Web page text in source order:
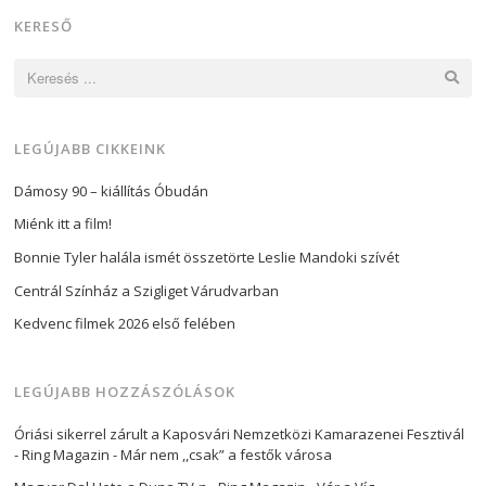
KERESŐ
LEGÚJABB CIKKEINK
Dámosy 90 – kiállítás Óbudán
Miénk itt a film!
Bonnie Tyler halála ismét összetörte Leslie Mandoki szívét
Centrál Színház a Szigliget Várudvarban
Kedvenc filmek 2026 első felében
LEGÚJABB HOZZÁSZÓLÁSOK
Óriási sikerrel zárult a Kaposvári Nemzetközi Kamarazenei Fesztivál
- Ring Magazin -Már nem ,,csak” a festők városa